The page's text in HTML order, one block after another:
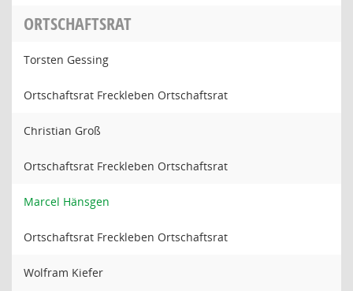
ORTSCHAFTSRAT
Torsten Gessing
Ortschaftsrat Freckleben Ortschaftsrat
Christian Groß
Ortschaftsrat Freckleben Ortschaftsrat
Marcel Hänsgen
Ortschaftsrat Freckleben Ortschaftsrat
Wolfram Kiefer